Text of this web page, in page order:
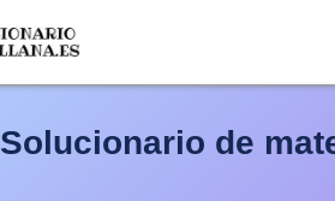
Solucionario de